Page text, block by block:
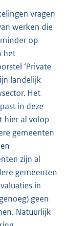
vragen
werken die
op
het
‘Private
landelijk
Het
in deze
hier al volop
gemeenten
zijn al
gemeenten
in
geen
Natuurlijk